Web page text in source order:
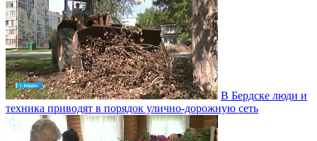
В Бердске люди и
техника приводят в порядок улично‑дорожную сеть